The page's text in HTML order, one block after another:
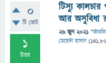
0
টি ভোট
1
উত্তর
টিস্যু কালচার
আর অসুবিধা
26 জুন 2021 "
মেহেদী হাসান (